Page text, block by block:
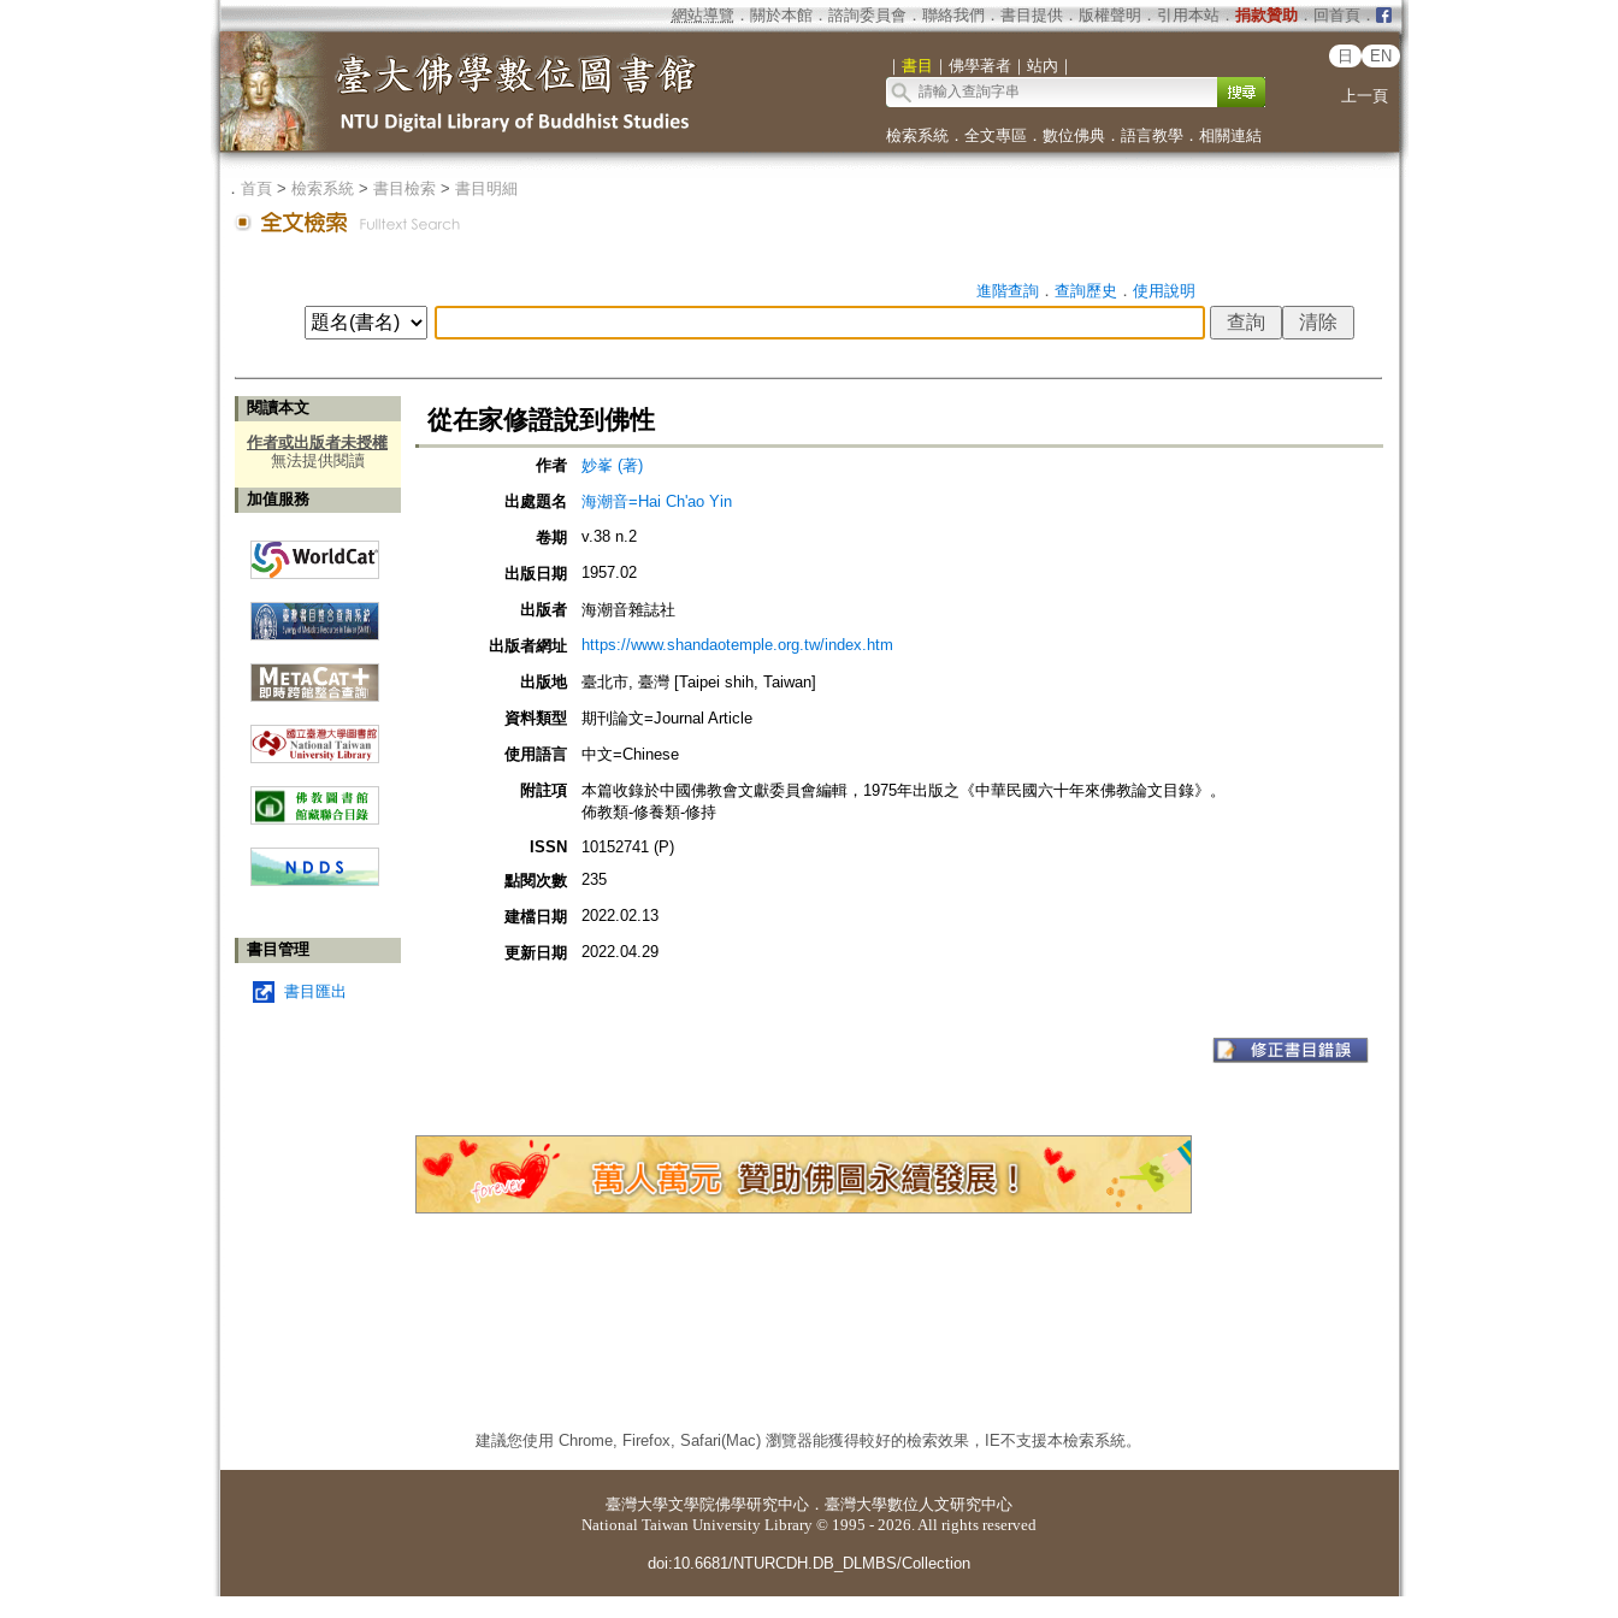
網站導覽 ． 關於本館． 諮詢委員會． 聯絡我們 ． 書目提供． 版權聲明 ． 引用本站． 捐款贊助．回首頁．
｜ 書目 ｜ 佛學著者｜ 站內 ｜
日 EN
上一頁
檢索系統． 全文專區 ． 數位佛典． 語言教學． 相關連結
． 首頁> 檢索系統> 書目檢索> 書目明細
進階查詢． 查詢歷史 ． 使用說明
閱讀本文
作者或出版者未授權
無法提供閱讀
加值服務
書目管理
書目匯出
從在家修證說到佛性
作者
妙峯 (著)
出處題名
海潮音=Hai Ch'ao Yin
卷期
v.38 n.2
出版日期 1957.02
出版者
海潮音雜誌社
出版者網址
https://www.shandaotemple.org.tw/index.htm
出版地
臺北市, 臺灣 [Taipei shih, Taiwan]
資料類型
期刊論文=Journal Article
使用語言
中文=Chinese
附註項
本篇收錄於中國佛教會文獻委員會編輯，1975年出版之《中華民國六十年來佛教論文目錄》。
佈教類-修養類-修持
ISSN
10152741 (P)
點閱次數
235
建檔日期 2022.02.13
更新日期 2022.04.29
建議您使用 Chrome, Firefox, Safari(Mac) 瀏覽器能獲得較好的檢索效果，IE不支援本檢索系統。
臺灣大學文學院佛學研究中心 ． 臺灣大學數位人文研究中心
National Taiwan University Library © 1995 - 2026. All rights reserved
doi:10.6681/NTURCDH.DB_DLMBS/Collection